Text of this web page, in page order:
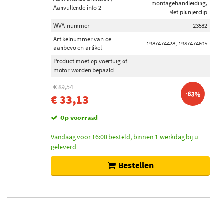
Aanvullende info 2
montagehandleiding,
Met plunjerclip
WVA-nummer
23582
Artikelnummer van de
aanbevolen artikel
1987474428, 1987474605
Product moet op voertuig of
motor worden bepaald
€ 89,54
€ 33,13 -63%
Op voorraad
Vandaag voor 16:00 besteld, binnen 1 werkdag bij u
geleverd.
Bestellen